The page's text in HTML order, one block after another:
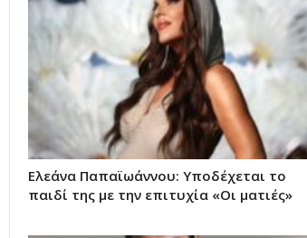
Ελεάνα Παπαϊωάννου: Υποδέχεται το
παιδί της με την επιτυχία «Οι ματιές»